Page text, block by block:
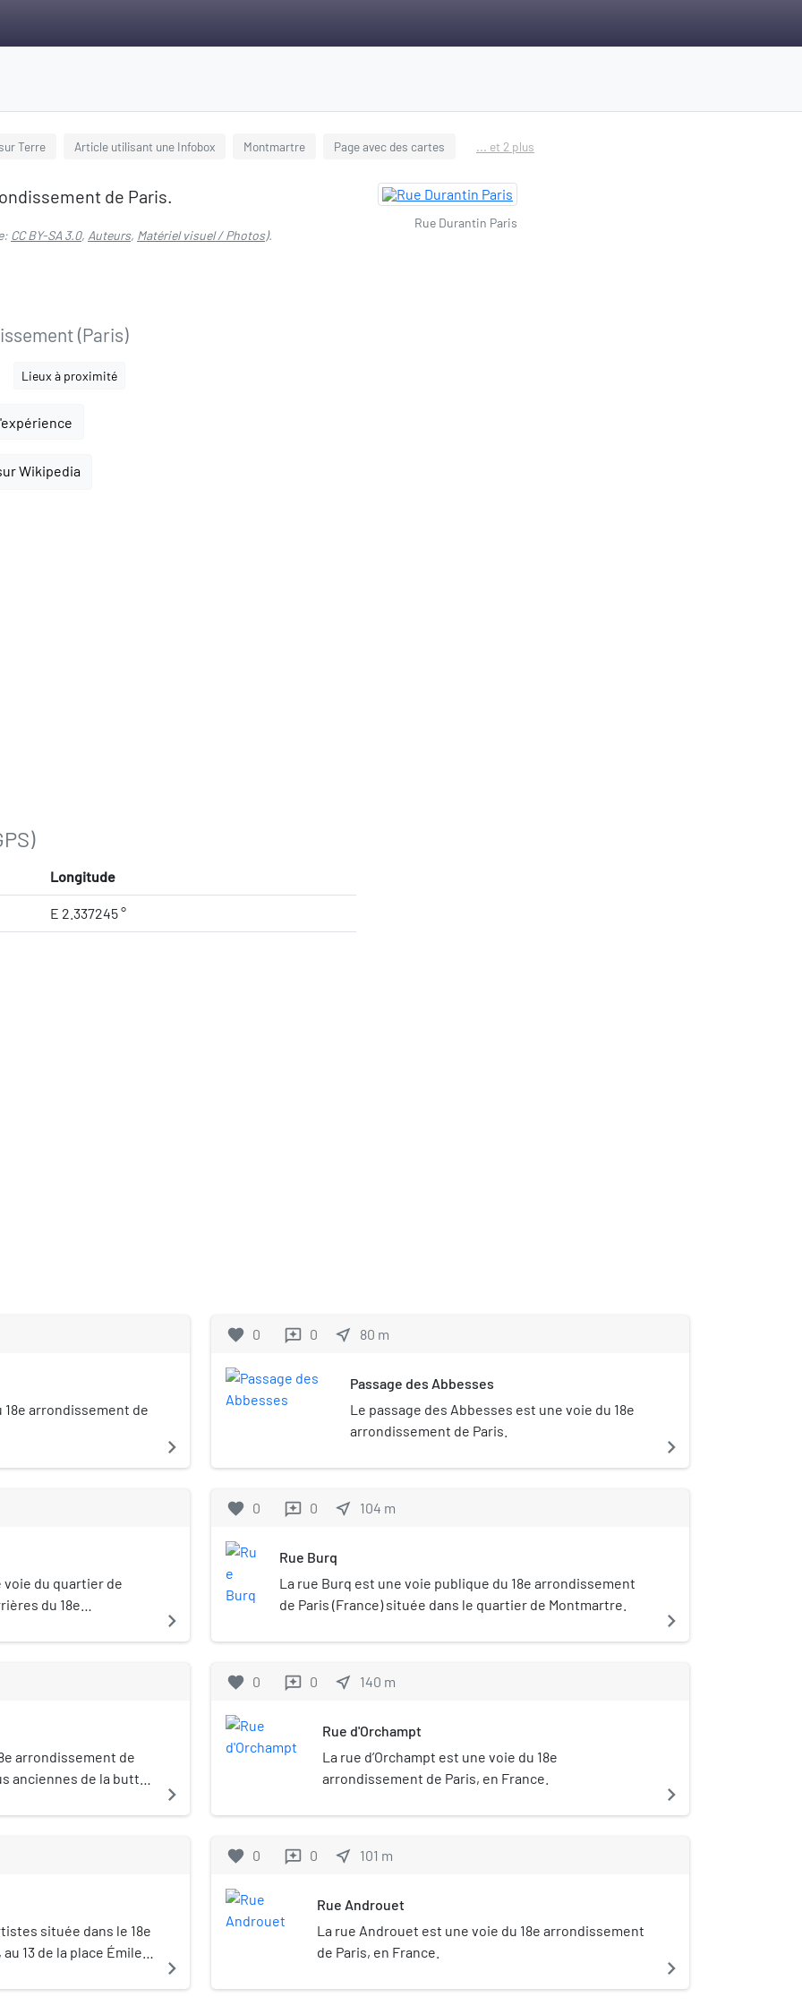
Terre Article utilisant une Infobox Montmartre Page avec des cartes ... et 2 plus
de Paris.
CC BY-SA 3.0, Auteurs, Matériel visuel / Photos).
(Paris)
Lieux à proximité
Wikipedia
Longitude
E 2.337245 °
Rue Durantin Paris
18e arrondissement de
navigate_next
voie du quartier de
du 18e
navigate_next
arrondissement de
anciennes de la butte
navigate_next
située dans le 18e
13 de la place Émile-
avoir été depuis
navigate_next
favorite 0 reviews 0 near_me 80 m
Passage des Abbesses
Le passage des Abbesses est une voie du 18e
arrondissement de Paris.
navigate_next
favorite 0 reviews 0 near_me 104 m
Rue Burq
La rue Burq est une voie publique du 18e arrondissement
de Paris (France) située dans le quartier de Montmartre.
navigate_next
favorite 0 reviews 0 near_me 140 m
Rue d'Orchampt
La rue d’Orchampt est une voie du 18e
arrondissement de Paris, en France.
navigate_next
favorite 0 reviews 0 near_me 101 m
Rue Androuet
La rue Androuet est une voie du 18e arrondissement
de Paris, en France.
navigate_next